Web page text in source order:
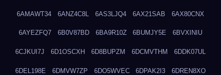
6AMAWT34 6ANZ4C8L 6AS3LJQ4 6AX21SAB 6AX80CNX
6AYEZFQ7 6B0V87BD 6BA9R10Z 6BUMJY5E 6BVXINIU
6CJKUI7J 6D1OSCXH 6D8BUPZM 6DCMVTHM 6DDK07UL
6DEL198E 6DMVW7ZP 6DO5WVEC 6DPAK2I3 6DREN8XO